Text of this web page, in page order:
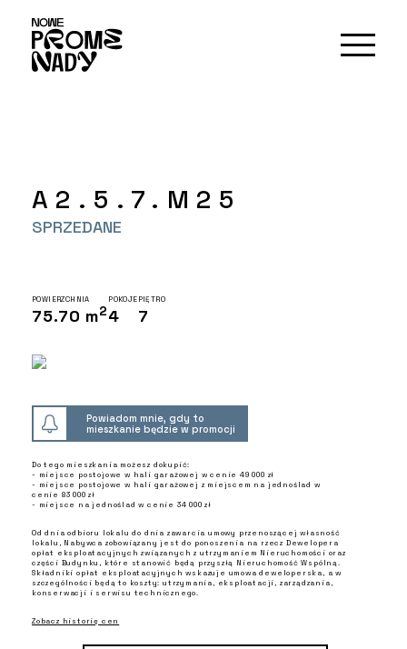
A2.5.7.M25
SPRZEDANE
POWIERZCHNIA
75.70 m2
POKOJE
4
PIĘTRO
7
Powiadom mnie, gdy to
mieszkanie będzie w promocji
Do tego mieszkania możesz dokupić:
- miejsce postojowe w hali garażowej w cenie 49 000 zł
- miejsce postojowe w hali garażowej z miejscem na jednoślad w
cenie 83 000 zł
- miejsce na jednoślad w cenie 34 000 zł
Od dnia odbioru lokalu do dnia zawarcia umowy przenoszącej własność
lokalu, Nabywca zobowiązany jest do ponoszenia na rzecz Dewelopera
opłat eksploatacyjnych związanych z utrzymaniem Nieruchomości oraz
części Budynku, które stanowić będą przyszłą Nieruchomość Wspólną.
Składniki opłat eksploatacyjnych wskazuje umowa deweloperska, a w
szczególności będą to koszty: utrzymania, eksploatacji, zarządzania,
konserwacji i serwisu technicznego.
Zobacz historię cen